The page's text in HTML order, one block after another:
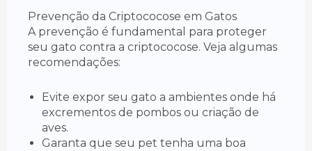
Prevenção da Criptococose em Gatos
A prevenção é fundamental para proteger
seu gato contra a criptococose. Veja algumas
recomendações:
Evite expor seu gato a ambientes onde há
excrementos de pombos ou criação de
aves.
Garanta que seu pet tenha uma boa